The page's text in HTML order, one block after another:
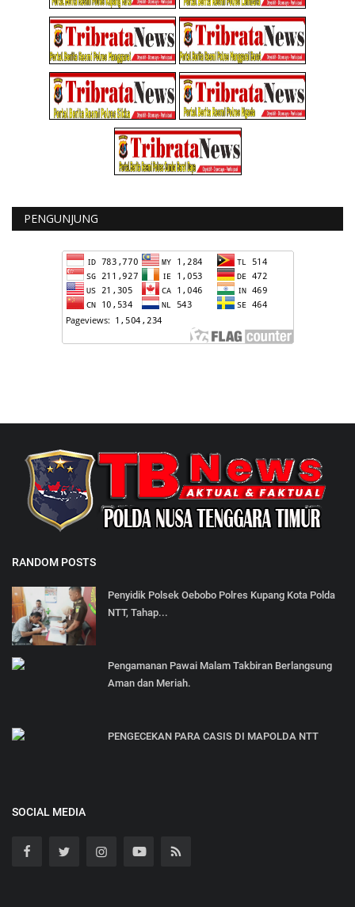
PENGUNJUNG
RANDOM POSTS
Penyidik Polsek Oebobo Polres Kupang Kota Polda
NTT, Tahap...
Pengamanan Pawai Malam Takbiran Berlangsung
Aman dan Meriah.
PENGECEKAN PARA CASIS DI MAPOLDA NTT
SOCIAL MEDIA